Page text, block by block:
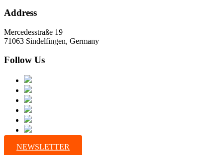
Address
Mercedesstraße 19
71063 Sindelfingen, Germany
Follow Us
NEWSLETTER